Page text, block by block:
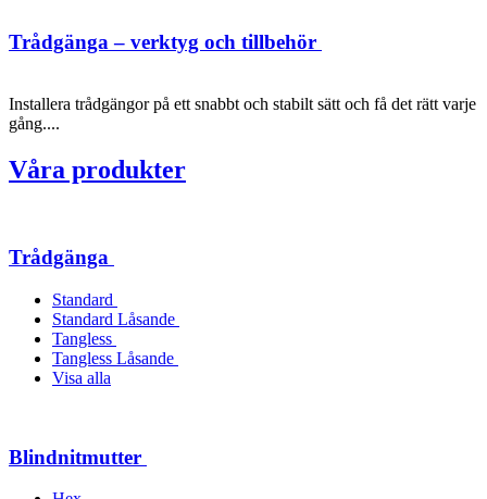
Trådgänga – verktyg och tillbehör
Installera trådgängor på ett snabbt och stabilt sätt och få det rätt varje
gång....
Våra produkter
Trådgänga
Standard
Standard Låsande
Tangless
Tangless Låsande
Visa alla
Blindnitmutter